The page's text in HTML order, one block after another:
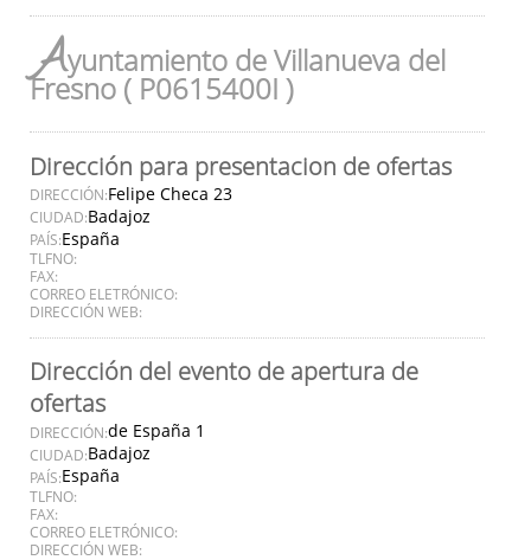
Ayuntamiento de Villanueva del
Fresno ( P0615400I )
Dirección para presentacion de ofertas
DIRECCIÓN:Felipe Checa 23
CIUDAD:Badajoz
PAÍS:España
TLFNO:
FAX:
CORREO ELETRÓNICO:
DIRECCIÓN WEB:
Dirección del evento de apertura de
ofertas
DIRECCIÓN:de España 1
CIUDAD:Badajoz
PAÍS:España
TLFNO:
FAX:
CORREO ELETRÓNICO:
DIRECCIÓN WEB: